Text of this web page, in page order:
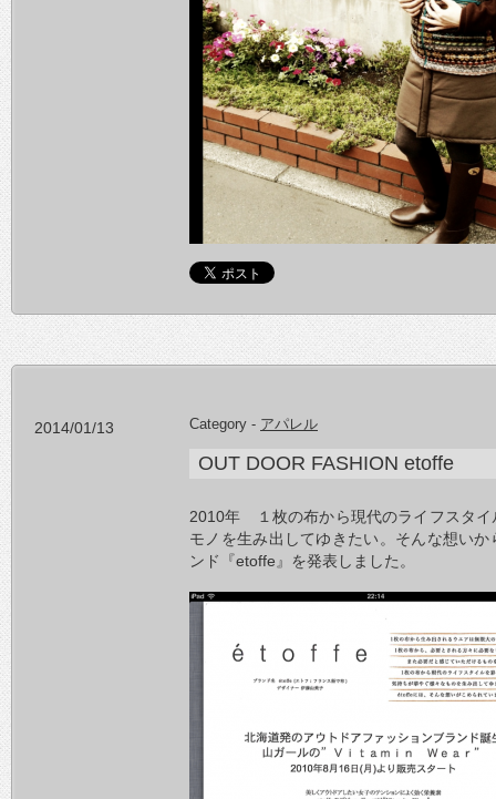
2014/01/13 Category - アパレル
OUT DOOR FASHION etoffe
2010年 １枚の布から現代のライフスタイ
モノを生み出してゆきたい。そんな想い
ンド『etoffe』を発表しました。